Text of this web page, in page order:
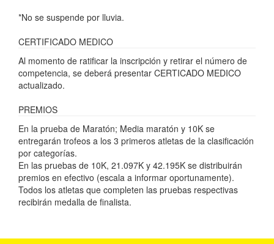
*No se suspende por lluvia.
CERTIFICADO MEDICO
Al momento de ratificar la inscripción y retirar el número de
competencia, se deberá presentar CERTICADO MEDICO
actualizado.
PREMIOS
En la prueba de Maratón; Media maratón y 10K se
entregarán trofeos a los 3 primeros atletas de la clasificación
por categorías.
En las pruebas de 10K, 21.097K y 42.195K se distribuirán
premios en efectivo (escala a informar oportunamente).
Todos los atletas que completen las pruebas respectivas
recibirán medalla de finalista.